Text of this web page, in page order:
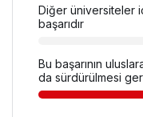
Diğer üniversiteler
başarıdır
Bu başarının
da sürdürülmesi